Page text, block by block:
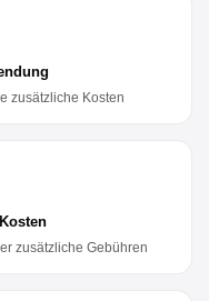
zusätzliche Kosten
zusätzliche Gebühren